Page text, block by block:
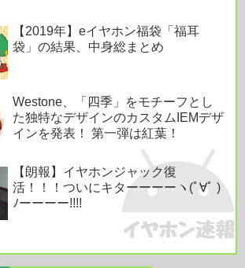
【2019年】eイヤホン福袋「福耳
袋」の結果、中身総まとめ
Westone、「四季」をモチーフとし
た独特なデザインのカスタムIEMデザ
インを発表！ 第一弾は紅葉！
【朗報】イヤホンジャック復
活！！！ついにキターーーーヽ(ﾟ∀ﾟ )
ﾉーーーー!!!!